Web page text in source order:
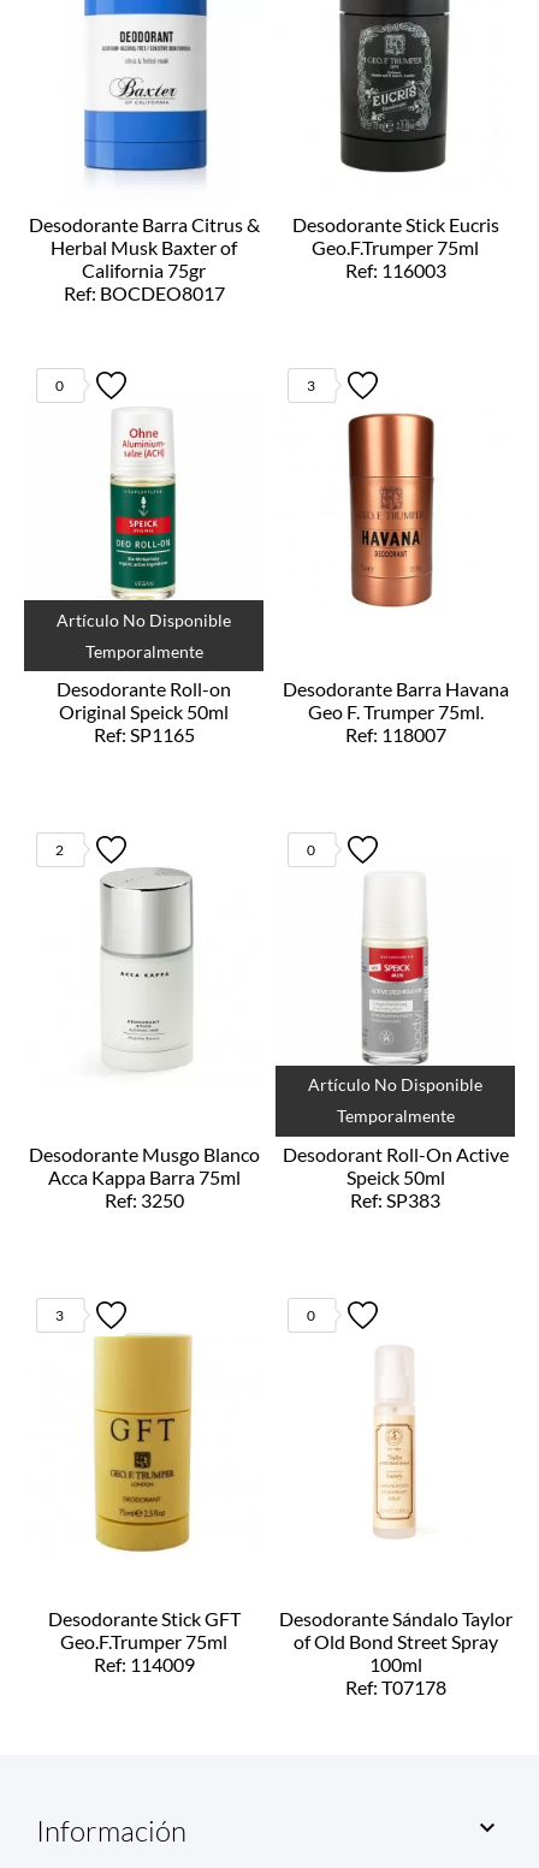
Desodorante Barra Citrus &
Herbal Musk Baxter of
California 75gr
Ref: BOCDEO8017
Desodorante Stick Eucris
Geo.F.Trumper 75ml
Ref: 116003
Artículo No Disponible
Temporalmente
0
Desodorante Roll-on
Original Speick 50ml
Ref: SP1165
3
Desodorante Barra Havana
Geo F. Trumper 75ml.
Ref: 118007
2
Desodorante Musgo Blanco
Acca Kappa Barra 75ml
Ref: 3250
Artículo No Disponible
Temporalmente
0
Desodorant Roll-On Active
Speick 50ml
Ref: SP383
3
Desodorante Stick GFT
Geo.F.Trumper 75ml
Ref: 114009
0
Desodorante Sándalo Taylor
of Old Bond Street Spray
100ml
Ref: T07178
Información 